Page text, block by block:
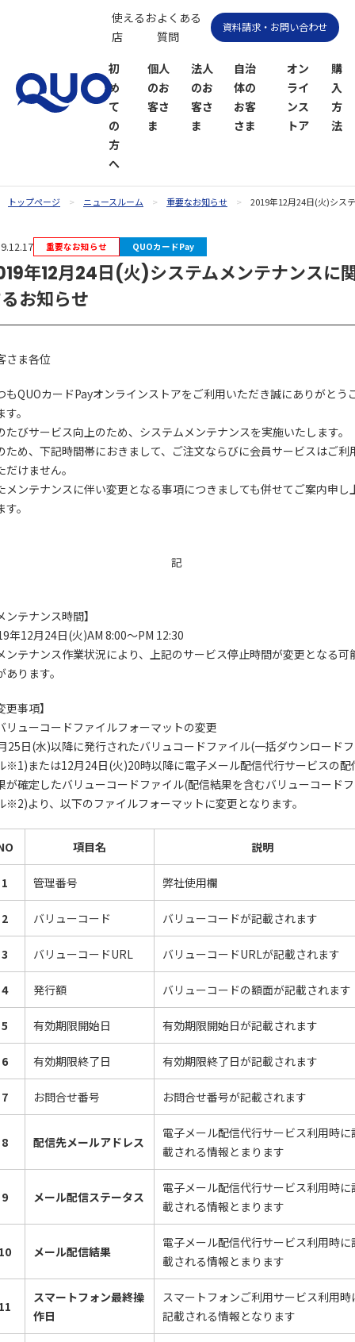
初
め
て
の
方
へ
個人
のお
客さ
ま
法人
のお
客さ
ま
自治
体の
お客
さま
オン
ライ
ンス
トア
ドオンラ
インスト
ア
ドPayオン
ラインス
購
入
方
法
使えるお
店
よくある
質問
資料請求・お問い合わせ
トップページ ニュースルーム 重要なお知らせ 2019年12月24日(火)シス
重要なお知らせ QUOカードPay
年12月24日(火)システムメンテナンスに
お知らせ
さま各位
もQUOカードPayオンラインストアをご利⽤いただき誠にありがとう
。
たびサービス向上のため、システムメンテナンスを実施いたします。
ため、下記時間帯におきまして、ご注文ならびに会員サービスはご利
だけません。
メンテナンスに伴い変更となる事項につきましても併せてご案内申し
。
記
ンテナンス時間】
年12⽉24⽇(火)AM 8:00〜PM 12:30
テナンス作業状況により、上記のサービス停止時間が変更となる可
あります。
更事項】
ューコードファイルフォーマットの変更
25日(水)以降に発行されたバリュコードファイル(一括ダウンロード
※1)または12月24日(火)20時以降に電子メール配信代行サービスの配
が確定したバリューコードファイル(配信結果を含むバリューコード
※2)より、以下のファイルフォーマットに変更となります。
項目名 説明
1 管理番号 弊社使用欄
2 バリューコード バリューコードが記載されます
3 バリューコードURL バリューコードURLが記載されます
4 発行額 バリューコードの額面が記載されます
5 有効期限開始日 有効期限開始日が記載されます
6 有効期限終了日 有効期限終了日が記載されます
7 お問合せ番号 お問合せ番号が記載されます
8 配信先メールアドレス
電子メール配信代行サービス利用時に
載される情報とまります
9 メール配信ステータス
電子メール配信代行サービス利用時に
載される情報とまります
メール配信結果
電子メール配信代行サービス利用時に
載される情報とまります
スマートフォン最終操
作日
スマートフォンご利用サービス利用時
記載される情報となります